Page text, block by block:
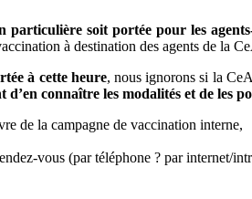
particulière soit portée pour les
à destination des agents de la
à cette heure, nous ignorons si la
d’en connaître les modalités et de les
de la campagne de vaccination interne,
vous (par téléphone ? par internet/